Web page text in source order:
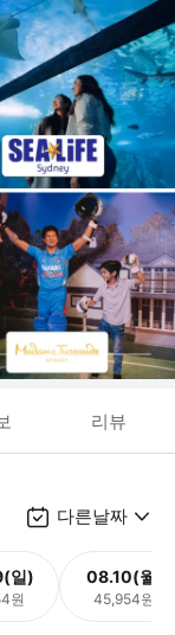
리뷰
다른날짜
일)
원
08.10(월)
45,954원